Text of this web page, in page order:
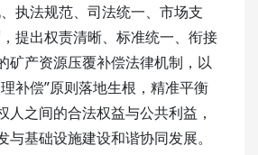
执法规范、司法统一、市场支
提出权责清晰、标准统一、衔接
矿产资源压覆补偿法律机制，以
补偿”原则落地生根，精准平衡
人之间的合法权益与公共利益，
与基础设施建设和谐协同发展。